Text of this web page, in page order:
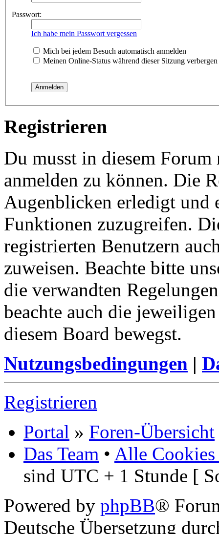
Passwort:
Ich habe mein Passwort vergessen
Meinen Online-Status während dieser Sitzung verbergen
Registrieren
Du musst in diesem
anmelden zu können. Die
Augenblicken erledigt und
Funktionen zuzugreifen.
registrierten Benutzern
zuweisen. Beachte bitte
die verwandten
beachte auch die
diesem Board bewegst.
Nutzungsbedingungen|
Registrieren
Portal»Foren-Übersicht
Das Team • Alle
sind UTC + 1 Stunde [
Powered byphpBB®